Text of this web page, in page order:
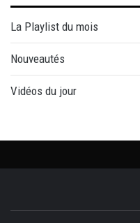
La Playlist du mois
Nouveautés
Vidéos du jour